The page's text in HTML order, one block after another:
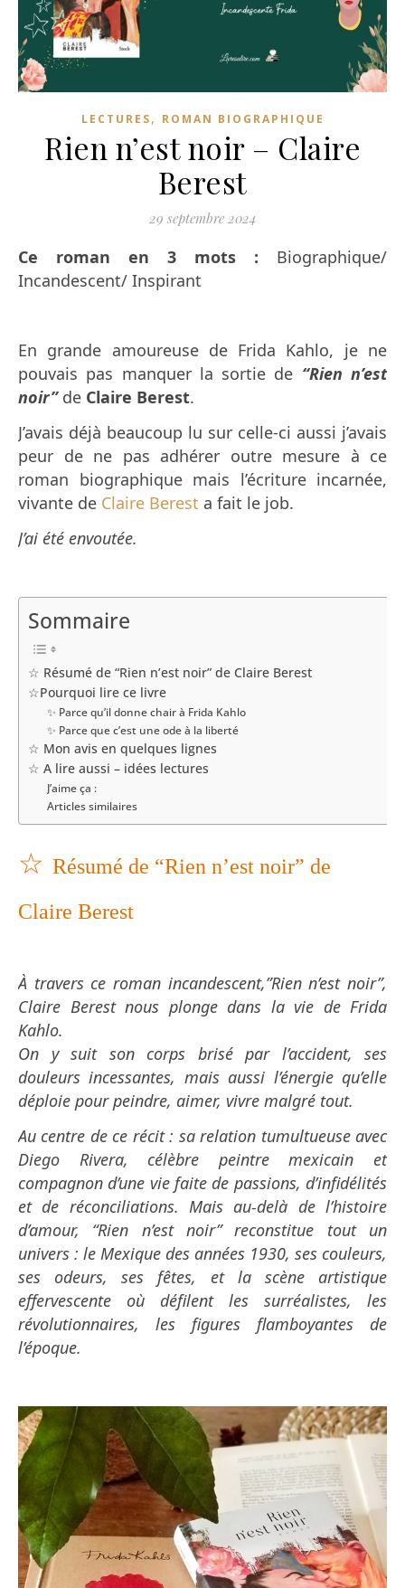
LECTURES, ROMAN BIOGRAPHIQUE
Rien n’est noir – Claire
Berest
29 septembre 2024
Ce roman en 3 mots : Biographique/
Incandescent/ Inspirant
En grande amoureuse de Frida Kahlo, je ne
pouvais pas manquer la sortie de “Rien n’est
noir”de Claire Berest.
J’avais déjà beaucoup lu sur celle-ci aussi j’avais
peur de ne pas adhérer outre mesure à ce
roman biographique mais l’écriture incarnée,
vivante de Claire Berest a fait le job.
J’ai été envoutée.
Sommaire
☆ Résumé de “Rien n’est noir” de Claire Berest
☆Pourquoi lire ce livre
✨ Parce qu’il donne chair à Frida Kahlo
✨ Parce que c’est une ode à la liberté
☆ Mon avis en quelques lignes
☆ A lire aussi – idées lectures
J’aime ça :
Articles similaires
☆ Résumé de “Rien n’est noir” de
Claire Berest
À travers ce roman incandescent,”Rien n’est noir”,
Claire Berest nous plonge dans la vie de Frida
Kahlo.
On y suit son corps brisé par l’accident, ses
douleurs incessantes, mais aussi l’énergie qu’elle
déploie pour peindre, aimer, vivre malgré tout.
Au centre de ce récit : sa relation tumultueuse avec
Diego Rivera, célèbre peintre mexicain et
compagnon d’une vie faite de passions, d’infidélités
et de réconciliations. Mais au-delà de l’histoire
d’amour, “Rien n’est noir” reconstitue tout un
univers : le Mexique des années 1930, ses couleurs,
ses odeurs, ses fêtes, et la scène artistique
effervescente où défilent les surréalistes, les
révolutionnaires, les figures flamboyantes de
l’époque.